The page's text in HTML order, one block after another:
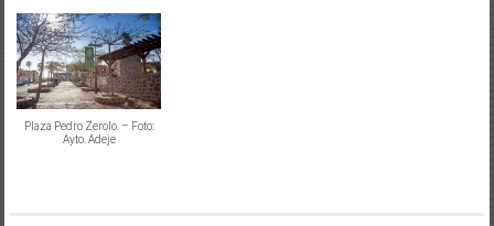
Plaza Pedro Zerolo. – Foto:
Ayto. Adeje